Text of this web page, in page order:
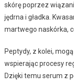
skórę poprzez
jędrna i gładka.
martwego naskórka,
Peptydy, z kolei,
wspierając procesy
Dzięki temu serum z